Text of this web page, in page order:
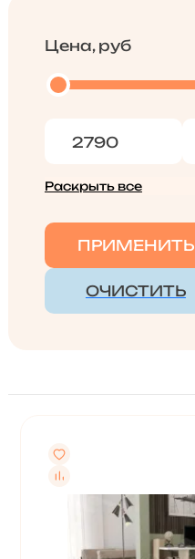
Цена, руб
Раскрыть все
ПРИМЕНИТЬ
ОЧИСТИТЬ